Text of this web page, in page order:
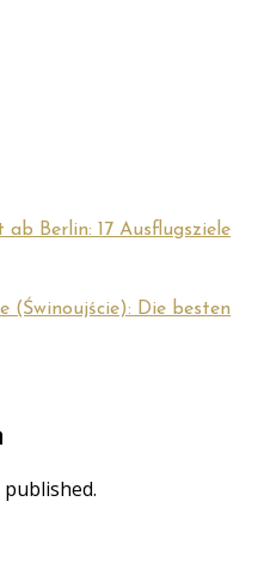
Berlin: 17 Ausflugsziele
(Świnoujście): Die besten